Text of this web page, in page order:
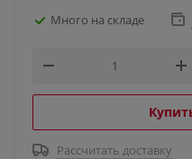
Много на складе
Рассчитать доставку